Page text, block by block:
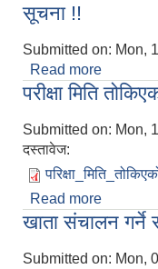
सूचना !!
Submitted on: Mon,
Read more
सूचना !!
परीक्षा मिति
Submitted on: Mon,
दस्तावेज:
Read more
खाता संचालन गर्ने
Submitted on: Mon,